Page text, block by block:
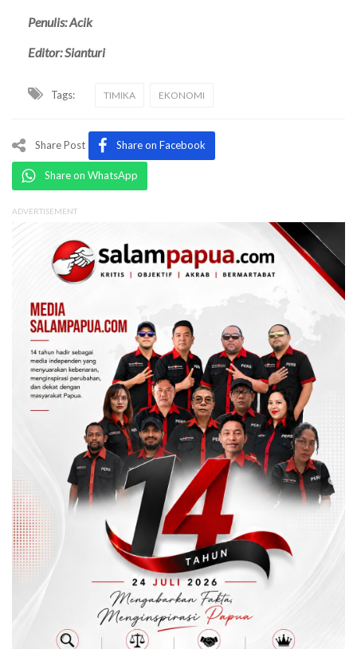
Penulis: Acik
Editor: Sianturi
Tags: TIMIKA EKONOMI
Share Post Share on Facebook
Share on WhatsApp
ADVERTISEMENT